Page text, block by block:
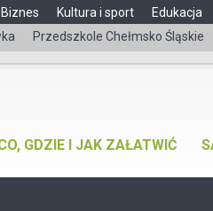
Biznes Kultura i sport
Edukacja
Przedszkole Chełmsko Śląskie
GDZIE I JAK ZAŁATWIĆ